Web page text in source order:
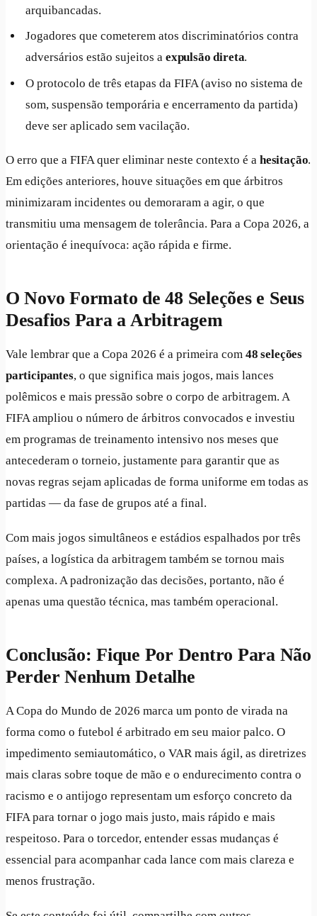
arquibancadas.
Jogadores que cometerem atos discriminatórios contra
adversários estão sujeitos a expulsão direta.
O protocolo de três etapas da FIFA (aviso no sistema de
som, suspensão temporária e encerramento da partida)
deve ser aplicado sem vacilação.
O erro que a FIFA quer eliminar neste contexto é a hesitação.
Em edições anteriores, houve situações em que árbitros
minimizaram incidentes ou demoraram a agir, o que
transmitiu uma mensagem de tolerância. Para a Copa 2026, a
orientação é inequívoca: ação rápida e firme.
O Novo Formato de 48 Seleções e Seus
Desafios Para a Arbitragem
Vale lembrar que a Copa 2026 é a primeira com 48 seleções
participantes, o que significa mais jogos, mais lances
polêmicos e mais pressão sobre o corpo de arbitragem. A
FIFA ampliou o número de árbitros convocados e investiu
em programas de treinamento intensivo nos meses que
antecederam o torneio, justamente para garantir que as
novas regras sejam aplicadas de forma uniforme em todas as
partidas — da fase de grupos até a final.
Com mais jogos simultâneos e estádios espalhados por três
países, a logística da arbitragem também se tornou mais
complexa. A padronização das decisões, portanto, não é
apenas uma questão técnica, mas também operacional.
Conclusão: Fique Por Dentro Para Não
Perder Nenhum Detalhe
A Copa do Mundo de 2026 marca um ponto de virada na
forma como o futebol é arbitrado em seu maior palco. O
impedimento semiautomático, o VAR mais ágil, as diretrizes
mais claras sobre toque de mão e o endurecimento contra o
racismo e o antijogo representam um esforço concreto da
FIFA para tornar o jogo mais justo, mais rápido e mais
respeitoso. Para o torcedor, entender essas mudanças é
essencial para acompanhar cada lance com mais clareza e
menos frustração.